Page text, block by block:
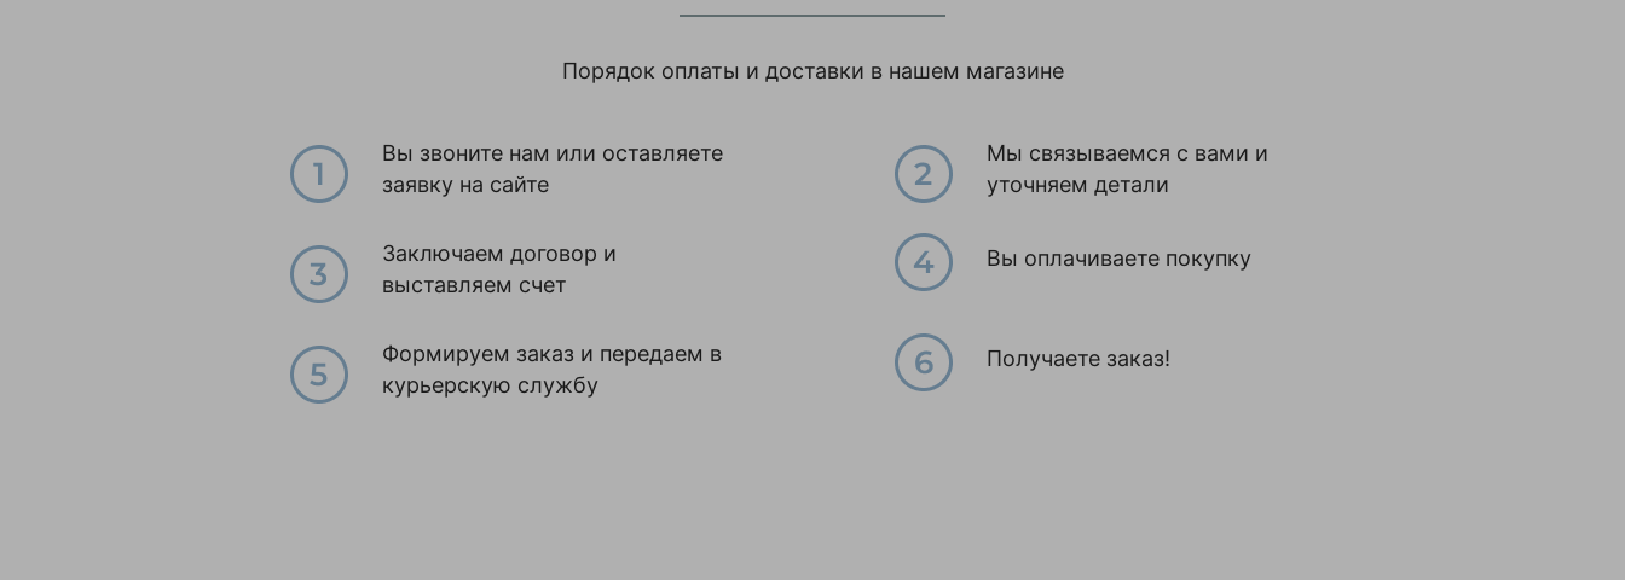
Порядок оплаты и доставки в нашем магазине
Вы звоните нам или оставляете
заявку на сайте
Мы связываемся с вами и
уточняем детали
Заключаем договор и
выставляем счет
Вы оплачиваете покупку
Формируем заказ и передаем в
курьерскую службу
Получаете заказ!